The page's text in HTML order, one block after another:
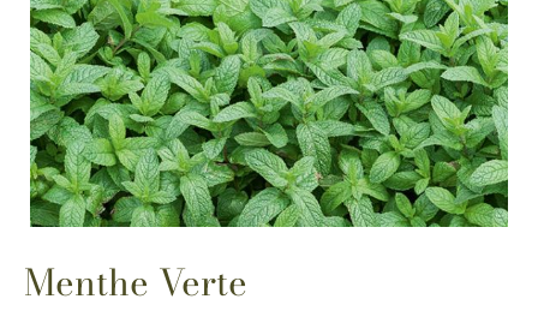
Menthe Verte